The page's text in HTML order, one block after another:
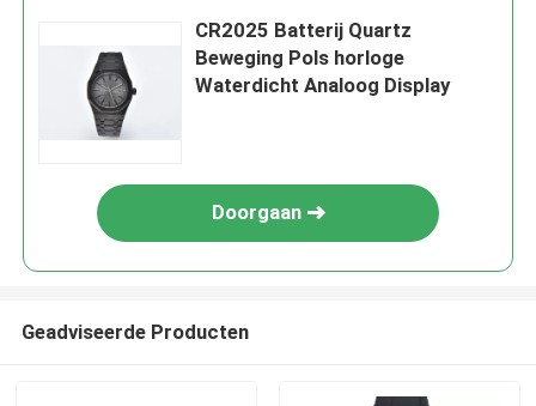
CR2025 Batterij Quartz
Beweging Pols horloge
Waterdicht Analoog Display
Doorgaan
Geadviseerde Producten